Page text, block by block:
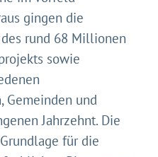
gingen die
rund 68 Millionen
sowie
Gemeinden und
Jahrzehnt. Die
für die